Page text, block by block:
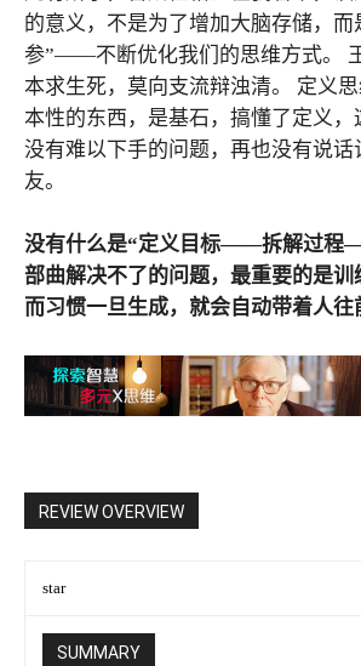
的意义，不是为了增加大脑存储，而
参”——不断优化我们的思维方式。
本求生死，莫向支流辩浊清。 定义
本性的东西，是基石，搞懂了定义，
没有难以下手的问题，再也没有说话
友。
没有什么是“定义目标——拆解过程
部曲解决不了的问题，最重要的是训
而习惯一旦生成，就会自动带着人往
REVIEW OVERVIEW
star
SUMMARY